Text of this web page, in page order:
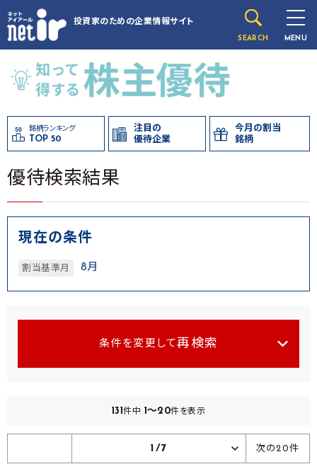
投資家のための企業情報サイト
SEARCH MENU
銘柄ランキング
TOP 50
注目の
優待企業
今月の割当
銘柄
優待検索結果
現在の条件
割当基準月 8月
条件を変更して 再検索
131件中 1～20件を表示
1/7 次の20件